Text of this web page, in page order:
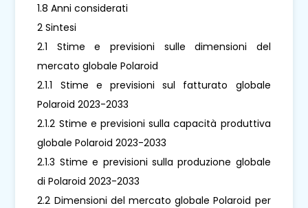
1.8 Anni considerati
2 Sintesi
2.1 Stime e previsioni sulle dimensioni del
mercato globale Polaroid
2.1.1 Stime e previsioni sul fatturato globale
Polaroid 2023-2033
2.1.2 Stime e previsioni sulla capacità produttiva
globale Polaroid 2023-2033
2.1.3 Stime e previsioni sulla produzione globale
di Polaroid 2023-2033
2.2 Dimensioni del mercato globale Polaroid per